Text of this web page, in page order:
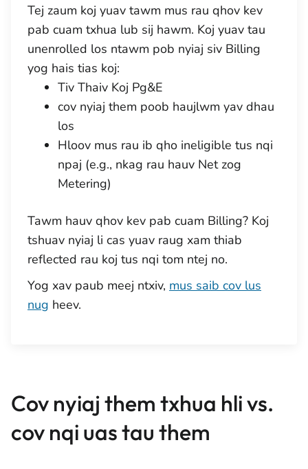
Tej zaum koj yuav tawm mus rau qhov kev
pab cuam txhua lub sij hawm. Koj yuav tau
unenrolled los ntawm pob nyiaj siv Billing
yog hais tias koj:
Tiv Thaiv Koj Pg&E
cov nyiaj them poob haujlwm yav dhau
los
Hloov mus rau ib qho ineligible tus nqi
npaj (e.g., nkag rau hauv Net zog
Metering)
Tawm hauv qhov kev pab cuam Billing? Koj
tshuav nyiaj li cas yuav raug xam thiab
reflected rau koj tus nqi tom ntej no.
Yog xav paub meej ntxiv, mus saib cov lus
nug heev.
Cov nyiaj them txhua hli vs.
cov nqi uas tau them